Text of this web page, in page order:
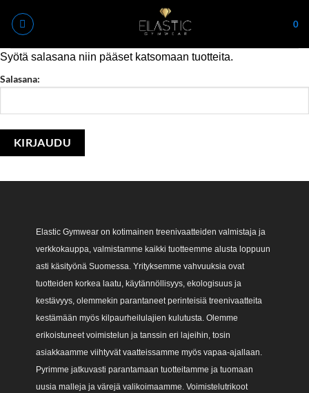
0
Syötä salasana niin pääset katsomaan tuotteita.
Salasana:
Elastic Gymwear on kotimainen treenivaatteiden valmistaja ja
verkkokauppa, valmistamme kaikki tuotteemme alusta loppuun
asti käsityönä Suomessa. Yrityksemme vahvuuksia ovat
tuotteiden korkea laatu, käytännöllisyys, ekologisuus ja
kestävyys, olemmekin parantaneet perinteisiä treenivaatteita
kestämään myös kilpaurheilulajien kulutusta. Olemme
erikoistuneet voimistelun ja tanssin eri lajeihin, tosin
asiakkaamme viihtyvät vaatteissamme myös vapaa-ajallaan.
Pyrimme jatkuvasti parantamaan tuotteitamme ja tuomaan
uusia malleja ja värejä valikoimaamme. Voimistelutrikoot